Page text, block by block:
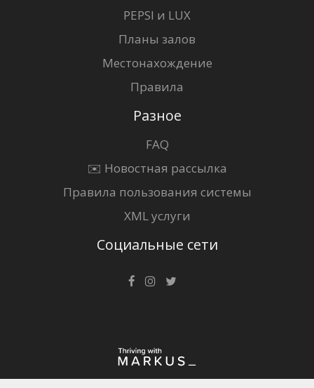
PEPSI и LUX
Планы залов
Местонахождение
Правила
Разное
FAQ
✉️ Новостная рассылка
Правила пользования системы
XML услуги
Социальные сети